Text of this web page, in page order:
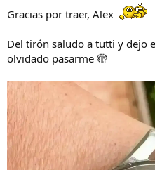
Gracias por traer, Alex
Del tirón saludo a tutti y dejo
olvidado pasarme 🫣